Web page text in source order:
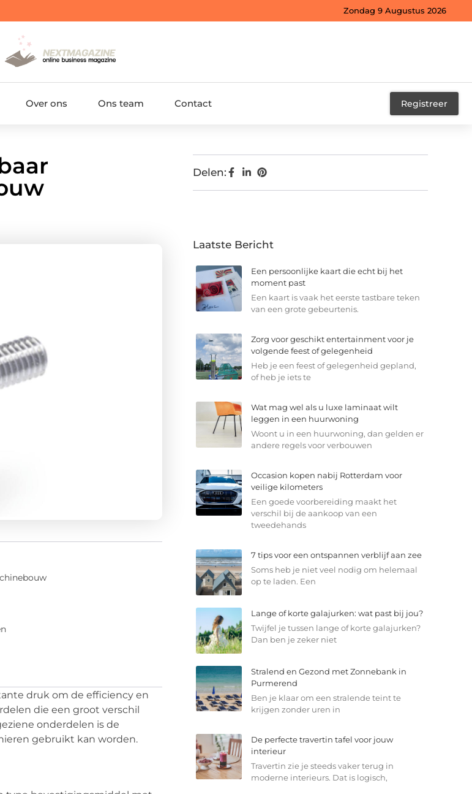
Zondag 9 Augustus 2026
Over ons Ons team Contact Registreer
druk om de efficiency en
die een groot verschil
onderdelen is de
gebruikt kan worden.
Delen:
Laatste Bericht
Een persoonlijke kaart die echt bij het
moment past
Een kaart is vaak het eerste tastbare teken
van een grote gebeurtenis.
Zorg voor geschikt entertainment voor je
volgende feest of gelegenheid
Heb je een feest of gelegenheid gepland,
of heb je iets te
Wat mag wel als u luxe laminaat wilt
leggen in een huurwoning
Woont u in een huurwoning, dan gelden er
andere regels voor verbouwen
Occasion kopen nabij Rotterdam voor
veilige kilometers
Een goede voorbereiding maakt het
verschil bij de aankoop van een
tweedehands
7 tips voor een ontspannen verblijf aan zee
Soms heb je niet veel nodig om helemaal
op te laden. Een
Lange of korte galajurken: wat past bij jou?
Twijfel je tussen lange of korte galajurken?
Dan ben je zeker niet
Stralend en Gezond met Zonnebank in
Purmerend
Ben je klaar om een stralende teint te
krijgen zonder uren in
De perfecte travertin tafel voor jouw
interieur
Travertin zie je steeds vaker terug in
moderne interieurs. Dat is logisch,